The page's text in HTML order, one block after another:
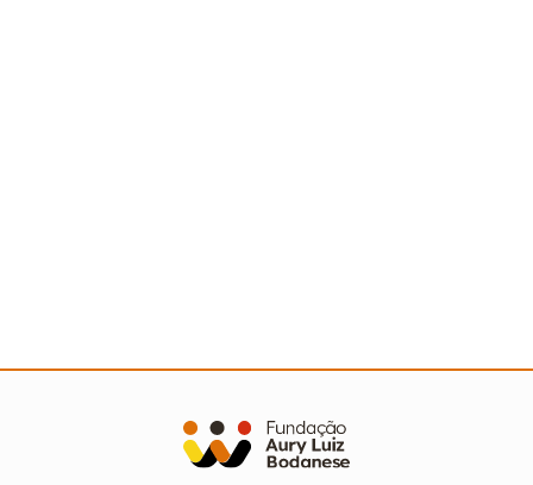
Sertão nordestino recebe Ação Cooperada com
Ler mais